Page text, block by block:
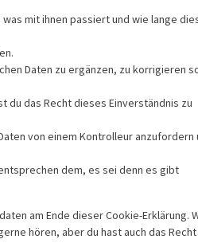
mit ihnen passiert und wie lange
Daten zu ergänzen, zu korrigieren
du das Recht dieses Einverständnis zu
von einem Kontrolleur anzufordern
dem, es sei denn es gibt
am Ende dieser Cookie-Erklärung.
hören, aber du hast auch das Recht